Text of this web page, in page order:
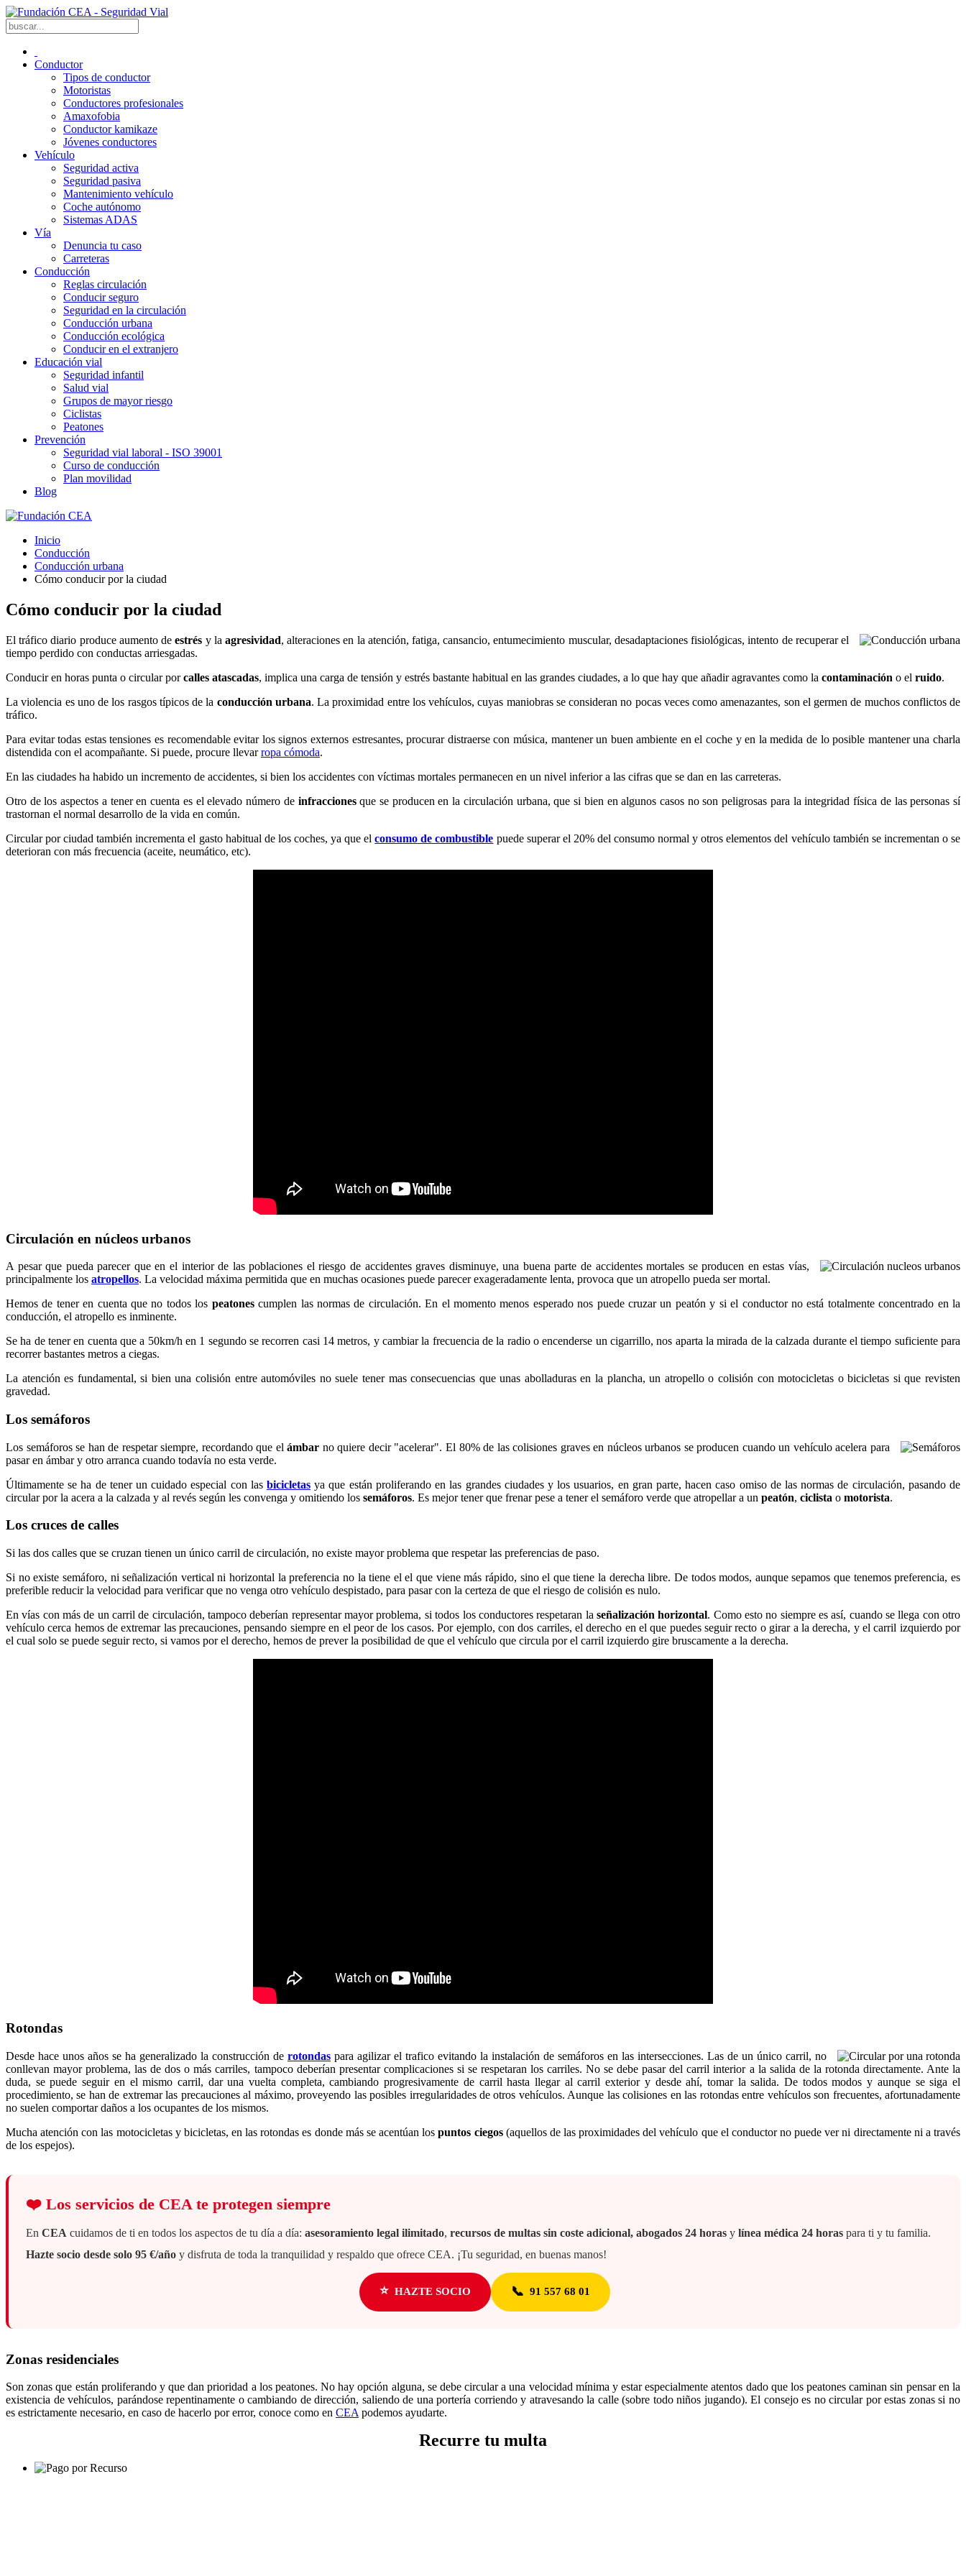
Conductor
Tipos de conductor
Motoristas
Conductores profesionales
Amaxofobia
Conductor kamikaze
Jóvenes conductores
Vehículo
Seguridad activa
Seguridad pasiva
Mantenimiento vehículo
Coche autónomo
Sistemas ADAS
Vía
Denuncia tu caso
Carreteras
Conducción
Reglas circulación
Conducir seguro
Seguridad en la circulación
Conducción urbana
Conducción ecológica
Conducir en el extranjero
Educación vial
Seguridad infantil
Salud vial
Grupos de mayor riesgo
Ciclistas
Peatones
Prevención
Seguridad vial laboral - ISO 39001
Curso de conducción
Plan movilidad
Blog
Inicio
Conducción
Conducción urbana
Cómo conducir por la ciudad
Cómo conducir por la ciudad
El tráfico diario produce aumento deestrés y la agresividad, alteraciones en la atención, fatiga, cansancio, entumecimiento muscular, desadaptaciones fisiológicas, intento de recuperar el
tiempo perdido con conductas arriesgadas.
Conducir en horas punta o circular porcalles atascadas, implica una carga de tensión y estrés bastante habitual en las grandes ciudades, a lo que hay que añadir agravantes como la contaminación o el ruido.
La violencia es uno de los rasgos típicos de la conducción urbana. La proximidad entre los vehículos, cuyas maniobras se consideran no pocas veces como amenazantes, son el germen de muchos conflictos de
tráfico.
Para evitar todas estas tensiones es recomendable evitar los signos externos estresantes, procurar distraerse con música, mantener un buen ambiente en el coche y en la medida de lo posible mantener una charla
distendida con el acompañante. Si puede, procure llevarropa cómoda.
En las ciudades ha habido un incremento de accidentes, si bien los accidentes con víctimas mortales permanecen en un nivel inferior a las cifras que se dan en las carreteras.
Otro de los aspectos a tener en cuenta es el elevado número de infraccionesque se producen en la circulación urbana, que si bien en algunos casos no son peligrosas para la integridad física de las personas sí
trastornan el normal desarrollo de la vida en común.
Circular por ciudad también incrementa el gasto habitual de los coches, ya que elconsumo de combustible puede superar el 20% del consumo normal y otros elementos del vehículo también se incrementan o se
deterioran con más frecuencia (aceite, neumático, etc).
Circulación en núcleos urbanos
A pesar que pueda parecer que en el interior de las poblaciones el riesgo de accidentes graves disminuye, una buena parte de accidentes mortales se producen en estas vías,
principalmente los atropellos. La velocidad máxima permitida que en muchas ocasiones puede parecer exageradamente lenta, provoca que un atropello pueda ser mortal.
Hemos de tener en cuenta que no todos los peatonescumplen las normas de circulación. En el momento menos esperado nos puede cruzar un peatón y si el conductor no está totalmente concentrado en la
conducción, el atropello es inminente.
Se ha de tener en cuenta que a 50km/h en 1 segundo se recorren casi 14 metros, y cambiar la frecuencia de la radio o encenderse un cigarrillo, nos aparta la mirada de la calzada durante el tiempo suficiente para
recorrer bastantes metros a ciegas.
La atención es fundamental, si bien una colisión entre automóviles no suele tener mas consecuencias que unas abolladuras en la plancha, un atropello o colisión con motocicletas o bicicletas si que revisten
gravedad.
Los semáforos
Los semáforos se han de respetar siempre, recordando que elámbar no quiere decir "acelerar". El 80% de las colisiones graves en núcleos urbanos se producen cuando un vehículo acelera para
pasar en ámbar y otro arranca cuando todavía no esta verde.
Últimamente se ha de tener un cuidado especial con lasbicicletas ya que están proliferando en las grandes ciudades y los usuarios, en gran parte, hacen caso omiso de las normas de circulación, pasando de
circular por la acera a la calzada y al revés según les convenga y omitiendo los semáforos. Es mejor tener que frenar pese a tener el semáforo verde que atropellar a un peatón, ciclista o motorista.
Los cruces de calles
Si las dos calles que se cruzan tienen un único carril de circulación, no existe mayor problema que respetar las preferencias de paso.
Si no existe semáforo, ni señalización vertical ni horizontal la preferencia no la tiene el el que viene más rápido, sino el que tiene la derecha libre. De todos modos, aunque sepamos que tenemos preferencia, es
preferible reducir la velocidad para verificar que no venga otro vehículo despistado, para pasar con la certeza de que el riesgo de colisión es nulo.
En vías con más de un carril de circulación, tampoco deberían representar mayor problema, si todos los conductores respetaran la señalización horizontal. Como esto no siempre es así, cuando se llega con otro
vehículo cerca hemos de extremar las precauciones, pensando siempre en el peor de los casos. Por ejemplo, con dos carriles, el derecho en el que puedes seguir recto o girar a la derecha, y el carril izquierdo por
el cual solo se puede seguir recto, si vamos por el derecho, hemos de prever la posibilidad de que el vehículo que circula por el carril izquierdo gire bruscamente a la derecha.
Rotondas
Desde hace unos años se ha generalizado la construcción de rotondas para agilizar el trafico evitando la instalación de semáforos en las intersecciones. Las de un único carril, no
conllevan mayor problema, las de dos o más carriles, tampoco deberían presentar complicaciones si se respetaran los carriles. No se debe pasar del carril interior a la salida de la rotonda directamente. Ante la
duda, se puede seguir en el mismo carril, dar una vuelta completa, cambiando progresivamente de carril hasta llegar al carril exterior y desde ahí, tomar la salida. De todos modos y aunque se siga el
procedimiento, se han de extremar las precauciones al máximo, proveyendo las posibles irregularidades de otros vehículos. Aunque las colisiones en las rotondas entre vehículos son frecuentes, afortunadamente
no suelen comportar daños a los ocupantes de los mismos.
Mucha atención con las motocicletas y bicicletas, en las rotondas es donde más se acentúan lospuntos ciegos(aquellos de las proximidades del vehículo que el conductor no puede ver ni directamente ni a través
de los espejos).
❤️ Los servicios de CEA te protegen siempre
En CEA cuidamos de ti en todos los aspectos de tu día a día: asesoramiento legal ilimitado, recursos de multas sin coste adicional, abogados 24 horas y línea médica 24 horas para ti y tu familia.
Hazte socio desde solo 95 €/año y disfruta de toda la tranquilidad y respaldo que ofrece CEA. ¡Tu seguridad, en buenas manos!
⭐ HAZTE SOCIO 📞 91 557 68 01
Zonas residenciales
Son zonas que están proliferando y que dan prioridad a los peatones. No hay opción alguna, se debe circular a una velocidad mínima y estar especialmente atentos dado que los peatones caminan sin pensar en la
existencia de vehículos, parándose repentinamente o cambiando de dirección, saliendo de una portería corriendo y atravesando la calle (sobre todo niños jugando). El consejo es no circular por estas zonas si no
es estrictamente necesario, en caso de hacerlo por error, conoce como en CEA podemos ayudarte.
Recurre tu multa